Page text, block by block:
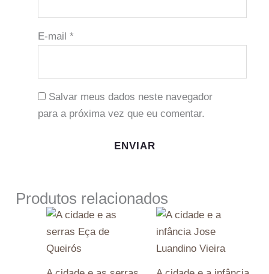
E-mail *
Salvar meus dados neste navegador
para a próxima vez que eu comentar.
Produtos relacionados